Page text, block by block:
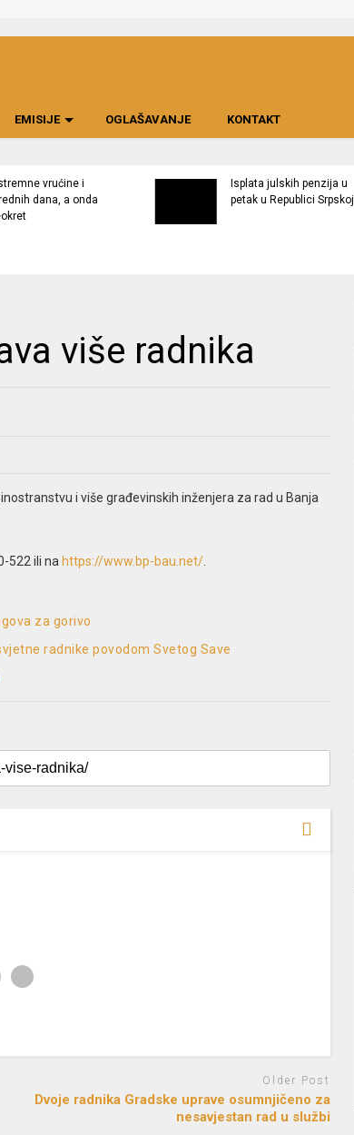
EMISIJE OGLAŠAVANJE KONTAKT
vrućine i
dana, a onda
Isplata julskih penzija u
petak u Republici Srpskoj
više radnika
i više građevinskih inženjera za rad u Banja
522 ili na https://www.bp-bau.net/.
za gorivo
radnike povodom Svetog Save
Older Post
Dvoje radnika Gradske uprave osumnjičeno za
nesavjestan rad u službi